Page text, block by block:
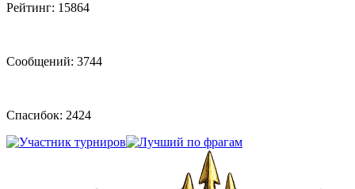
Рейтинг: 15864
Сообщений: 3744
Спасибок: 2424